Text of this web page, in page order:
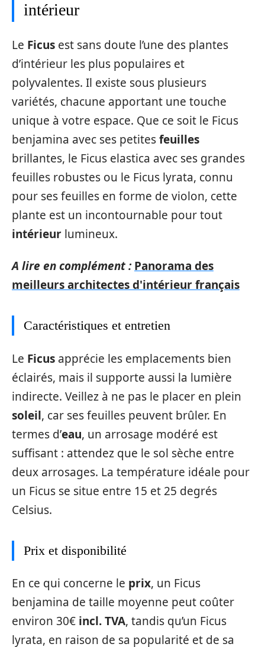
intérieur
Le Ficus est sans doute l’une des plantes
d’intérieur les plus populaires et
polyvalentes. Il existe sous plusieurs
variétés, chacune apportant une touche
unique à votre espace. Que ce soit le Ficus
benjamina avec ses petitesfeuilles
brillantes, le Ficus elastica avec ses grandes
feuilles robustes ou le Ficus lyrata, connu
pour ses feuilles en forme de violon, cette
plante est un incontournable pour tout
intérieur lumineux.
A lire en complément : Panorama des
meilleurs architectes d'intérieur français
Caractéristiques et entretien
Le Ficus apprécie les emplacements bien
éclairés, mais il supporte aussi la lumière
indirecte. Veillez à ne pas le placer en plein
soleil, car ses feuilles peuvent brûler. En
termes d’eau, un arrosage modéré est
suffisant : attendez que le sol sèche entre
deux arrosages. La température idéale pour
un Ficus se situe entre 15 et 25 degrés
Celsius.
Prix et disponibilité
En ce qui concerne le prix, un Ficus
benjamina de taille moyenne peut coûter
environ 30€ incl. TVA, tandis qu’un Ficus
lyrata, en raison de sa popularité et de sa